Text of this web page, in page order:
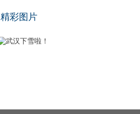
精彩图片